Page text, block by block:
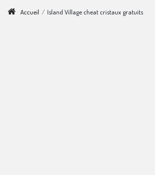
Accueil / Island Village cheat cristaux gratuits